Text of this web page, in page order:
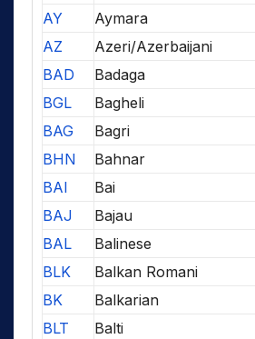
AY
Aymara
AZ
Azeri/Azerbaijani
BAD
Badaga
BGL
Bagheli
BAG
Bagri
BHN
Bahnar
BAI
Bai
BAJ
Bajau
BAL
Balinese
BLK
Balkan Romani
BK
Balkarian
BLT
Balti